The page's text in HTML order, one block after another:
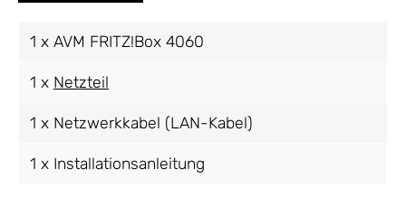
1 x AVM FRITZ!Box 4060
1 x Netzteil
1 x Netzwerkkabel (LAN-Kabel)
1 x Installationsanleitung